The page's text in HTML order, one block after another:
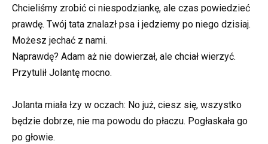
Chcieliśmy zrobić ci niespodziankę, ale czas powiedzieć
prawdę. Twój tata znalazł psa i jedziemy po niego dzisiaj.
Możesz jechać z nami.
Naprawdę? Adam aż nie dowierzał, ale chciał wierzyć.
Przytulił Jolantę mocno.
Jolanta miała łzy w oczach: No już, ciesz się, wszystko
będzie dobrze, nie ma powodu do płaczu. Pogłaskała go
po głowie.